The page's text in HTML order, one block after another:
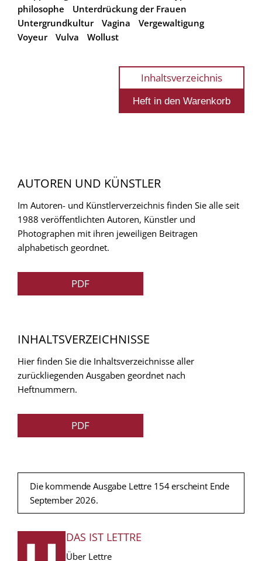
philosophe
Unterdrückung der Frauen
Untergrundkultur
Vagina
Vergewaltigung
Voyeur
Vulva Wollust
Inhaltsverzeichnis
AUTOREN UND KÜNSTLER
Im Autoren- und Künstlerverzeichnis finden Sie alle seit
1988 veröffentlichten Autoren, Künstler und
Photographen mit ihren jeweiligen Beitragen
alphabetisch geordnet.
PDF
INHALTSVERZEICHNISSE
Hier finden Sie die Inhaltsverzeichnisse aller
zurückliegenden Ausgaben geordnet nach
Heftnummern.
PDF
Die kommende Ausgabe Lettre 154 erscheint Ende
September 2026.
FUSSZEILE
DAS IST LETTRE
Über Lettre